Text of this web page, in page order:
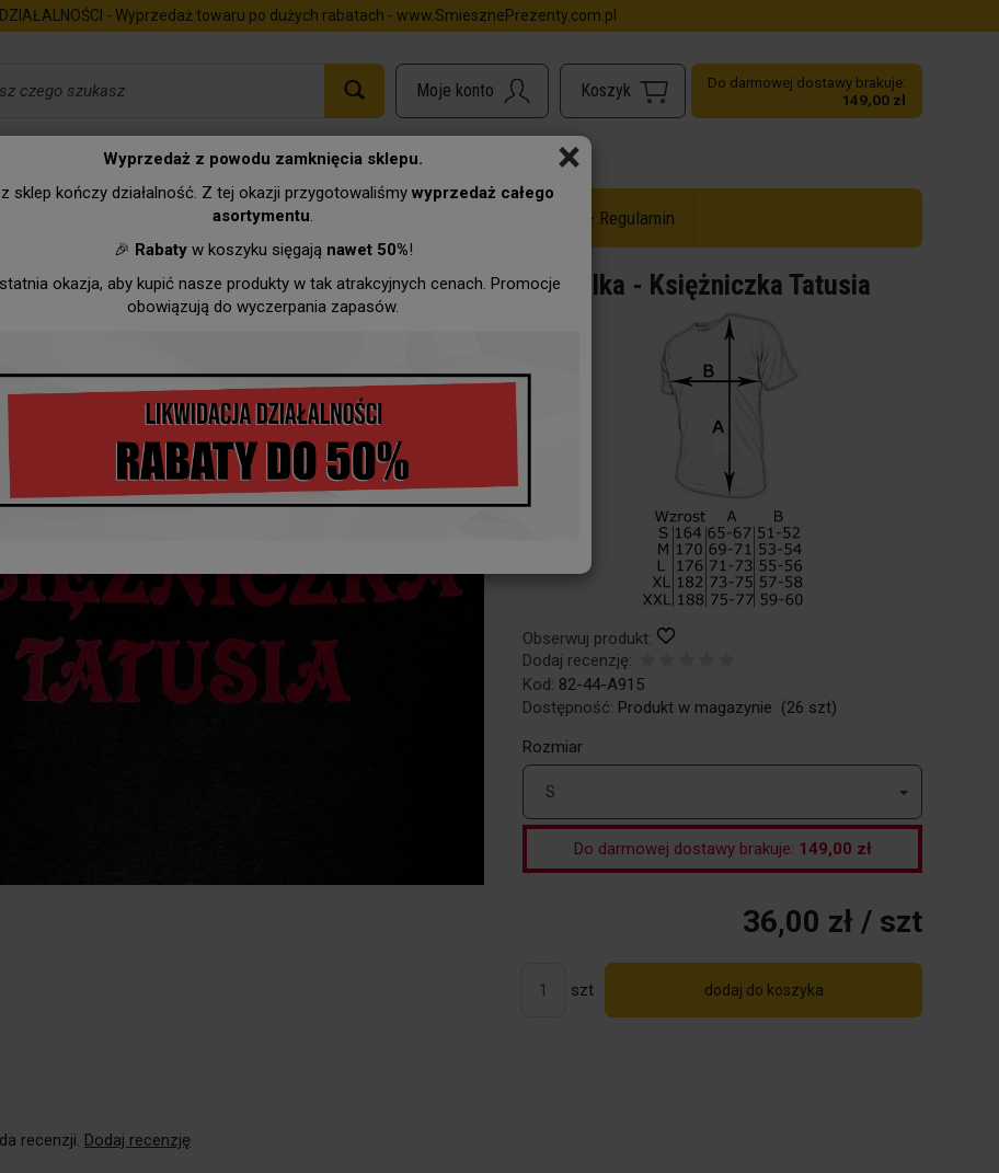
×
Wyprzedaż z powodu zamknięcia sklepu.
sklep kończy działalność. Z tej okazji przygotowaliśmy wyprzedaż całego
asortymentu.
🎉 Rabatyw koszyku sięgają nawet 50%!
okazja, aby kupić nasze produkty w tak atrakcyjnych cenach. Promocje
obowiązują do wyczerpania zapasów.
DZIAŁALNOŚCI - Wyprzedaż towaru po dużych rabatach - www.SmiesznePrezenty.com.pl
Do darmowej dostawy brakuje:
149,00 zł
Tatusia
Zawody Wyprzedaż do -50% - Regulamin
Koszulka - Księżniczka Tatusia
Obserwuj produkt:
Dodaj recenzję:
Kod: 82-44-A915
Dostępność: Produkt w magazynie (26 szt)
Rozmiar
S
Do darmowej dostawy brakuje: 149,00 zł
36,00 zł / szt
szt dodaj do koszyka
recenzji. Dodaj recenzję